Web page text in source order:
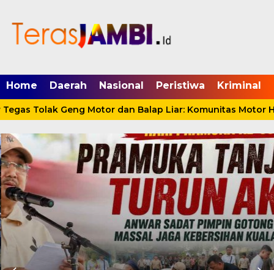
Home Daerah Nasional Peristiwa Kriminal
Tolak Geng Motor dan Balap Liar: Komunitas Motor